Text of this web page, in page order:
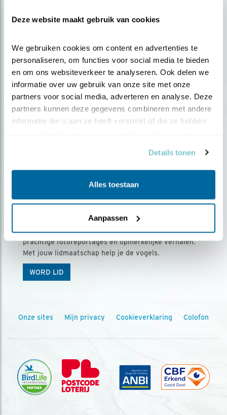
Deze website maakt gebruik van cookies
We gebruiken cookies om content en advertenties te
personaliseren, om functies voor social media te bieden
en om ons websiteverkeer te analyseren. Ook delen we
informatie over uw gebruik van onze site met onze
partners voor social media, adverteren en analyse. Deze
partners kunnen deze gegevens combineren met andere
informatie die u aan ze heeft verstrekt of die ze hebben
Details tonen
Alles toestaan
Aanpassen
Ontvang 5 x Vogels voor € 36,00 per jaar
Vogels is het tijdschrift voor onze leden, met
prachtige fotoreportages en opmerkelijke verhalen.
Met jouw lidmaatschap help je de vogels.
WORD LID
Onze sites Mijn privacy Cookieverklaring Colofon